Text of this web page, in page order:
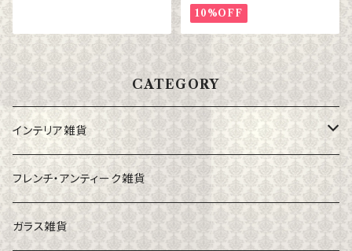
10%OFF
CATEGORY
インテリア雑貨
フォトフレーム
カゴ・バスケット
フレンチ・アンティーク雑貨
ガラス雑貨